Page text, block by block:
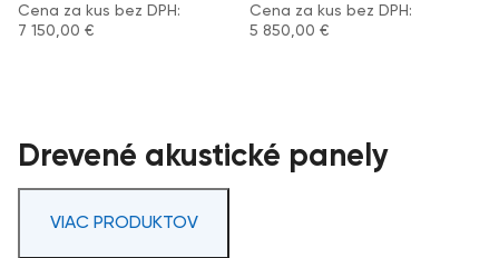
Cena za kus bez DPH:
7 150,00 €
Cena za kus bez DPH:
5 850,00 €
Drevené akustické panely
VIAC PRODUKTOV